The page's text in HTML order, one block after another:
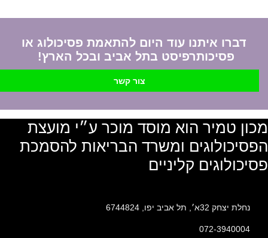
דברו איתנו עוד היום להתאמת פסיכולוג או
פסיכותרפיסט בתל אביב ובכל הארץ!
צור קשר
מכון טמיר הוא מוסד מוכר ע״י מועצת
הפסיכולוגים ומשרד הבריאות להסמכת
פסיכולוגים קליניים
נחלת יצחק 32א׳, תל אביב יפו, 6744824
072-3940004